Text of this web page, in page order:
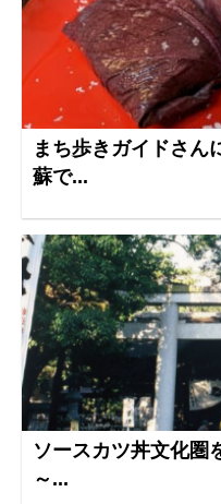
まち歩きガイドさ
蘇で...
ソースカツ丼文化圏
～...